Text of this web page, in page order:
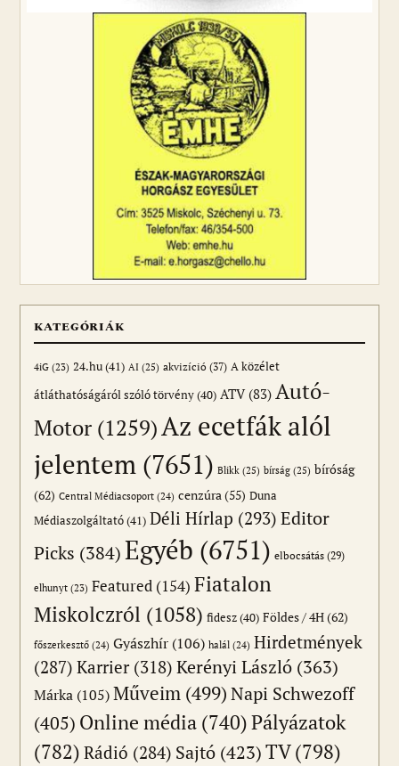
KATEGÓRIÁK
4iG (23) 24.hu(41) AI (25) akvizíció (37) A közélet
átláthatóságáról szóló törvény(40) ATV(83) Autó-
Motor (1259)Az ecetfák alól
jelentem (7651) Blikk (25) bírság (25) bíróság
(62) Central Médiacsoport (24) cenzúra(55) Duna
Médiaszolgáltató(41) Déli Hírlap (293) Editor
Picks (384)Egyéb (6751) elbocsátás (29)
elhunyt (23) Featured (154) Fiatalon
Miskolczról (1058) fidesz(40) Földes / 4H(62)
főszerkesztő (24) Gyászhír (106) halál (24) Hirdetmények
(287) Karrier(318) Kerényi László (363)
Márka (105) Műveim (499)Napi Schwezoff
(405) Online média (740)Pályázatok
(782) Rádió (284) Sajtó (423)TV(798)